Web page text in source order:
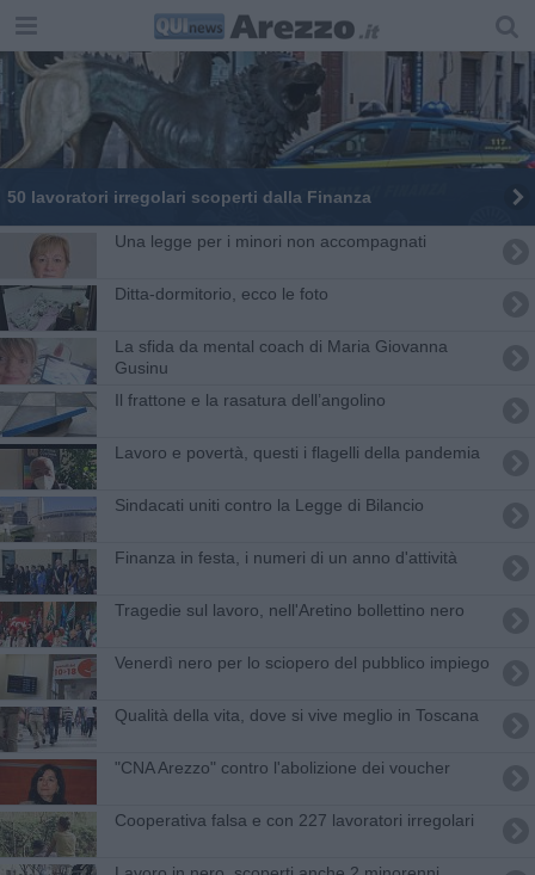
50 lavoratori irregolari scoperti dalla Finanza
Una legge per i minori non accompagnati
Ditta-dormitorio, ecco le foto
La sfida da mental coach di Maria Giovanna
Gusinu
​Il frattone e la rasatura dell’angolino
Lavoro e povertà, questi i flagelli della pandemia
Sindacati uniti contro la Legge di Bilancio
Finanza in festa, i numeri di un anno d'attività
Tragedie sul lavoro, nell'Aretino bollettino nero
Venerdì nero per lo sciopero del pubblico impiego
Qualità della vita, dove si vive meglio in Toscana
"CNA Arezzo" contro l'abolizione dei voucher
Cooperativa falsa e con 227 lavoratori irregolari